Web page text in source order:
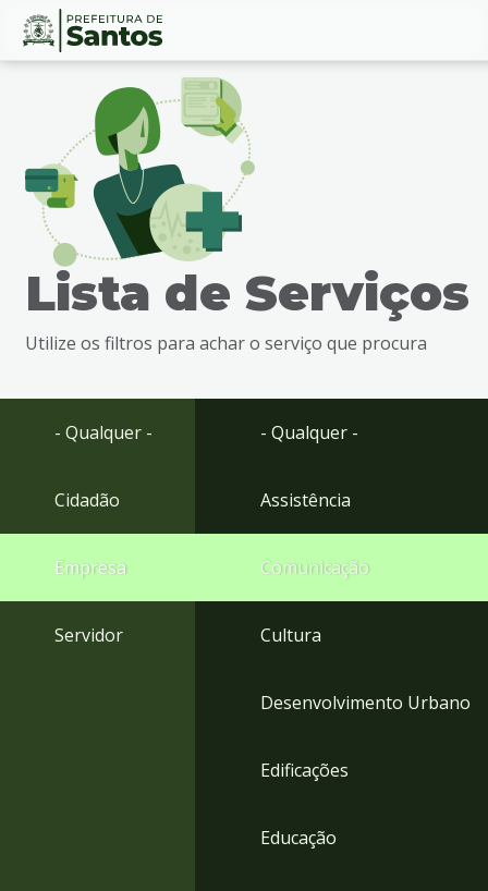
Ir
busca
Ir
Conteúdo
Lista de Serviços
Utilize os filtros para achar o serviço que procura
- Qualquer -
Cidadão
Empresa
Servidor
- Qualquer -
Assistência
Comunicação
Cultura
Desenvolvimento Urbano
Edificações
Educação